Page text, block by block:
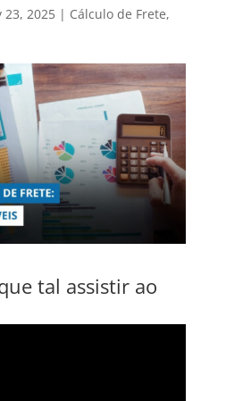
23, 2025| Cálculo de Frete,
tal assistir ao